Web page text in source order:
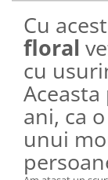
Cu acest
floral
cu
ani, ca
unui